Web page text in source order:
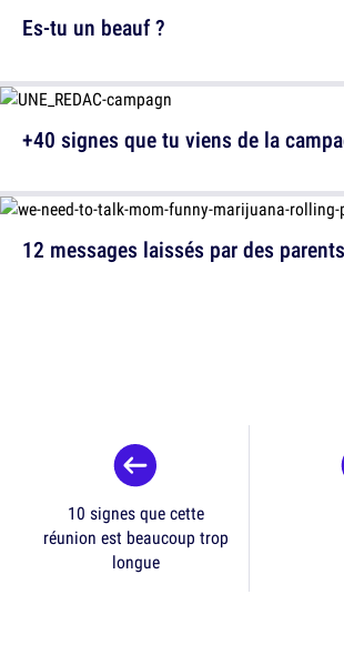
12 messages laissés par des
Es-tu un beauf ?
+40 signes que tu viens de la
10 signes que cette
réunion est beaucoup trop
longue